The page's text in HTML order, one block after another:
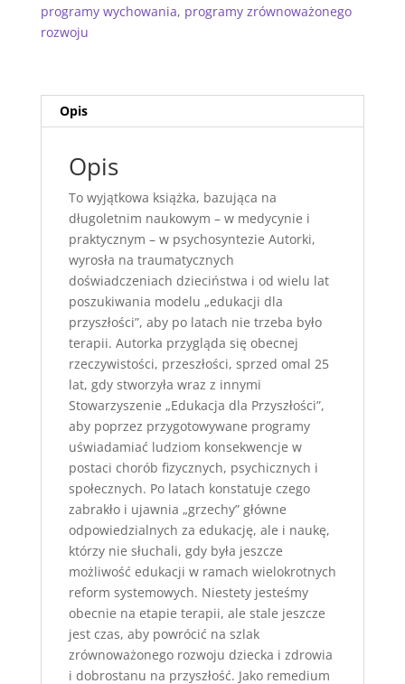
programy wychowania, programy zrównoważonego
rozwoju
Opis
Opis
To wyjątkowa książka, bazująca na
długoletnim naukowym – w medycynie i
praktycznym – w psychosyntezie Autorki,
wyrosła na traumatycznych
doświadczeniach dzieciństwa i od wielu lat
poszukiwania modelu „edukacji dla
przyszłości”, aby po latach nie trzeba było
terapii. Autorka przygląda się obecnej
rzeczywistości, przeszłości, sprzed omal 25
lat, gdy stworzyła wraz z innymi
Stowarzyszenie „Edukacja dla Przyszłości”,
aby poprzez przygotowywane programy
uświadamiać ludziom konsekwencje w
postaci chorób fizycznych, psychicznych i
społecznych. Po latach konstatuje czego
zabrakło i ujawnia „grzechy” główne
odpowiedzialnych za edukację, ale i naukę,
którzy nie słuchali, gdy była jeszcze
możliwość edukacji w ramach wielokrotnych
reform systemowych. Niestety jesteśmy
obecnie na etapie terapii, ale stale jeszcze
jest czas, aby powrócić na szlak
zrównoważonego rozwoju dziecka i zdrowia
i dobrostanu na przyszłość. Jako remedium